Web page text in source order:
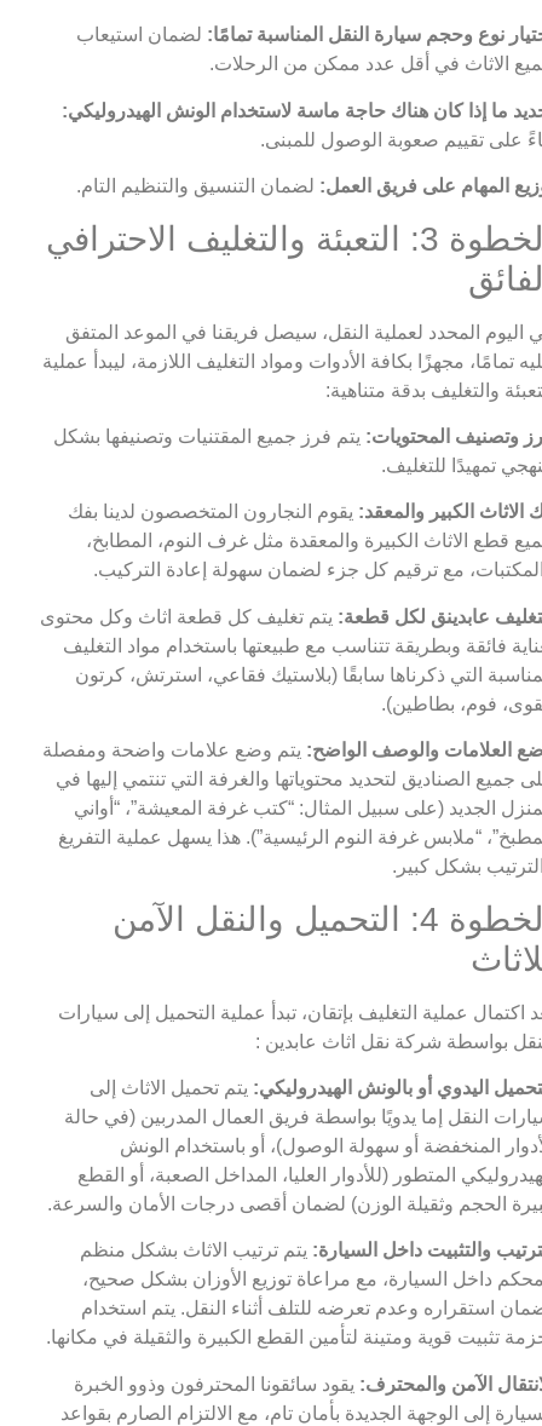
نوع وحجم سيارة النقل المناسبة تمامًا: لضمان استيعاب
الاثاث في أقل عدد ممكن من الرحلات.
ما إذا كان هناك حاجة ماسة لاستخدام الونش الهيدروليكي:
على تقييم صعوبة الوصول للمبنى.
المهام على فريق العمل: لضمان التنسيق والتنظيم التام.
الخطوة 3: التعبئة والتغليف الاحترافي
اليوم المحدد لعملية النقل، سيصل فريقنا في الموعد المتفق
تمامًا، مجهزًا بكافة الأدوات ومواد التغليف اللازمة، ليبدأ عملية
والتغليف بدقة متناهية:
وتصنيف المحتويات: يتم فرز جميع المقتنيات وتصنيفها بشكل
تمهيدًا للتغليف.
الاثاث الكبير والمعقد: يقوم النجارون المتخصصون لدينا بفك
قطع الاثاث الكبيرة والمعقدة مثل غرف النوم، المطابخ،
مع ترقيم كل جزء لضمان سهولة إعادة التركيب.
عابدينق لكل قطعة: يتم تغليف كل قطعة اثاث وكل محتوى
فائقة وبطريقة تتناسب مع طبيعتها باستخدام مواد التغليف
التي ذكرناها سابقًا (بلاستيك فقاعي، استرتش، كرتون
فوم، بطاطين).
العلامات والوصف الواضح: يتم وضع علامات واضحة ومفصلة
جميع الصناديق لتحديد محتوياتها والغرفة التي تنتمي إليها في
الجديد (على سبيل المثال: “كتب غرفة المعيشة”، “أواني
“ملابس غرفة النوم الرئيسية”). هذا يسهل عملية التفريغ
بشكل كبير.
الخطوة 4: التحميل والنقل الآمن
اكتمال عملية التغليف بإتقان، تبدأ عملية التحميل إلى سيارات
بواسطة شركة نقل اثاث عابدين :
اليدوي أو بالونش الهيدروليكي: يتم تحميل الاثاث إلى
النقل إما يدويًا بواسطة فريق العمال المدربين (في حالة
المنخفضة أو سهولة الوصول)، أو باستخدام الونش
المتطور (للأدوار العليا، المداخل الصعبة، أو القطع
الحجم وثقيلة الوزن) لضمان أقصى درجات الأمان والسرعة.
والتثبيت داخل السيارة: يتم ترتيب الاثاث بشكل منظم
داخل السيارة، مع مراعاة توزيع الأوزان بشكل صحيح،
استقراره وعدم تعرضه للتلف أثناء النقل. يتم استخدام
تثبيت قوية ومتينة لتأمين القطع الكبيرة والثقيلة في مكانها.
الآمن والمحترف: يقود سائقونا المحترفون وذوو الخبرة
إلى الوجهة الجديدة بأمان تام، مع الالتزام الصارم بقواعد